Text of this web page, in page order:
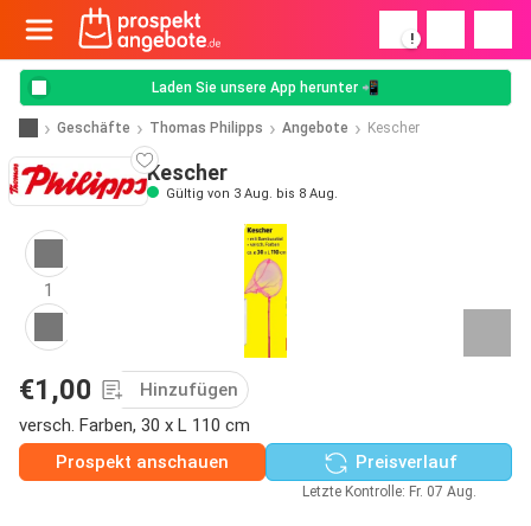
!
Laden Sie unsere App herunter 📲
Geschäfte Thomas Philipps Angebote Kescher
Kescher
Gültig von 3 Aug. bis 8 Aug.
1
€1,00
Hinzufügen
versch. Farben, 30 x L 110 cm
Prospekt anschauen
Preisverlauf
Letzte Kontrolle: Fr. 07 Aug.